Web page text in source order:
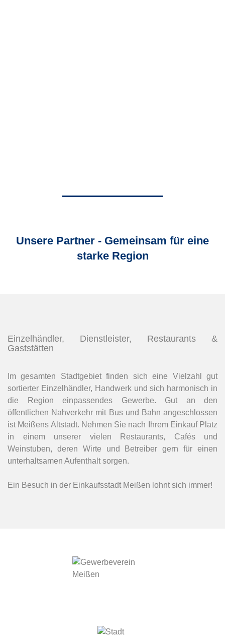
Unsere Partner - Gemeinsam für eine
starke Region
Einzelhändler, Dienstleister, Restaurants &
Gaststätten
Im gesamten Stadtgebiet finden sich eine Vielzahl gut
sortierter Einzelhändler, Handwerk und sich harmonisch in
die Region einpassendes Gewerbe. Gut an den
öffentlichen Nahverkehr mit Bus und Bahn angeschlossen
ist Meißens Altstadt. Nehmen Sie nach Ihrem Einkauf Platz
in einem unserer vielen Restaurants, Cafés und
Weinstuben, deren Wirte und Betreiber gern für einen
unterhaltsamen Aufenthalt sorgen.
Ein Besuch in der Einkaufsstadt Meißen lohnt sich immer!